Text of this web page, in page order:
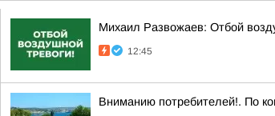
Михаил Развожаев: Отбой
12:45
Вниманию потребителей!. По